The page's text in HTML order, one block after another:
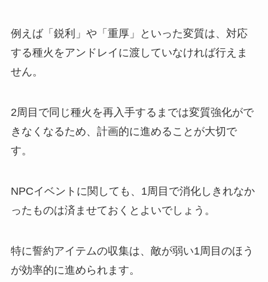
例えば「鋭利」や「重厚」といった変質は、対応
する種火をアンドレイに渡していなければ行えま
せん。
2周目で同じ種火を再入手するまでは変質強化がで
きなくなるため、計画的に進めることが大切で
す。
NPCイベントに関しても、1周目で消化しきれなか
ったものは済ませておくとよいでしょう。
特に誓約アイテムの収集は、敵が弱い1周目のほう
が効率的に進められます。